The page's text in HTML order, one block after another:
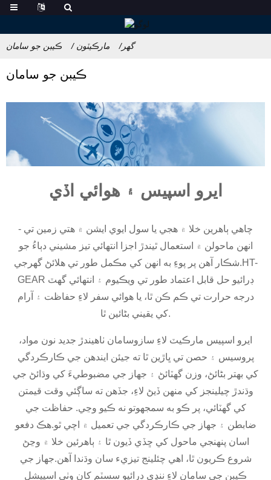
گهر مارڪيٽون ڪيبن جو سامان
ڪيبن جو سامان
ايرو اسپيس ۽ هوائي اڏي
چاهي ٻاهرين خلا ۾ هجي يا سول ايوي ايشن ۾ هتي زمين تي -
انهن ماحولن ۾ استعمال ٿيندڙ اجزا انتهائي تيز مشيني دٻاءُ جو
شڪار آهن پر پوءِ به انهن کي مڪمل طور تي هلائڻ گهرجي.HT-
GEAR ڊرائيو حل قابل اعتماد طور تي ويڪيوم ۽ انتهائي گهٽ
درجه حرارت تي ڪم ڪن ٿا، يا هوائي سفر لاءِ حفاظت ۽ آرام
کي يقيني بڻائين ٿا.
ايرو اسپيس مارڪيٽ لاءِ سازوسامان ٺاهيندڙ جديد نون مواد،
پروسيس ۽ حصن تي ڀاڙين ٿا ته جيئن ايندھن جي ڪارڪردگي
کي بهتر بڻائڻ، وزن گھٽائڻ ۽ جهاز جي مضبوطيءَ کي وڌائڻ جي
وڌندڙ چيلينجز کي منهن ڏيڻ لاءِ، جڏهن ته ساڳئي وقت قيمتن
کي گهٽائي، پر ڪو به سمجھوتو نه ڪيو وڃي. حفاظت جي
ضابطن ۽ جهاز جي ڪارڪردگي جي تعميل ۾ اچي ٿو.هڪ دفعو
اسان پنهنجي ماحول کي ڇڏي ڏيون ٿا ۽ ٻاهرئين خلا ۾ وڃڻ
شروع ڪريون ٿا، اهي چئلينج تيزيء سان وڌندا آهن.جهاز جي
ڪيبن جي سامان لاءِ ننڍي ڊرائيو سسٽم کان وٺي اسپيشل